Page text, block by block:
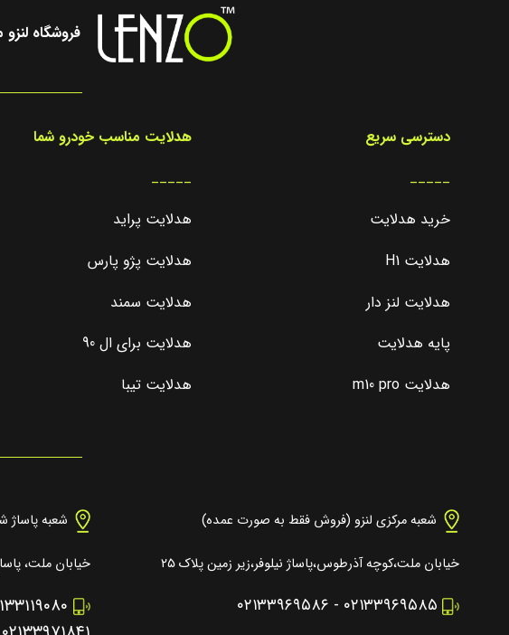
فروشگاه
دسترسی سریع
_____
خرید هدلایت
هدلایت H1
هدلایت لنز دار
پایه هدلایت
هدلایت m10 pro
هدلایت مناسب خودرو شما
_____
هدلایت پراید
هدلایت پژو پارس
هدلایت سمند
هدلایت برای ال 90
هدلایت تیبا
شعبه مرکزی لنزو (فروش فقط به صورت عمده)
خیابان ملت،کوچه آذرطوس،پاساژ نیلوفر،زیر زمین پلاک ۲۵
۰۲۱۳۳۹۶۹۵۸۵ - ۰۲۱۳۳۹۶۹۵۸۶
شعبه
خیابان ملت،